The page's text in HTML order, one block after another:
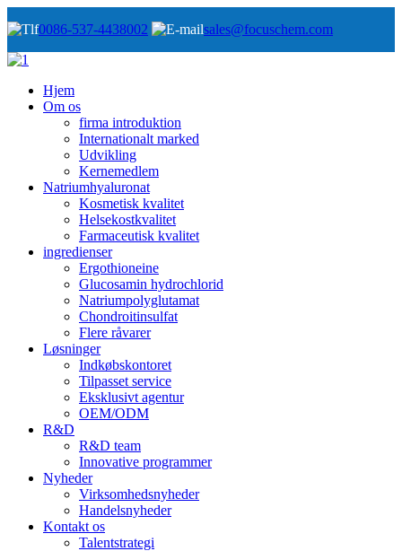
0086-537-4438002 sales@focuschem.com
Hjem
Om os
firma introduktion
Internationalt marked
Udvikling
Kernemedlem
Natriumhyaluronat
Kosmetisk kvalitet
Helsekostkvalitet
Farmaceutisk kvalitet
ingredienser
Ergothioneine
Glucosamin hydrochlorid
Natriumpolyglutamat
Chondroitinsulfat
Flere råvarer
Løsninger
Indkøbskontoret
Tilpasset service
Eksklusivt agentur
OEM/ODM
R&D
R&D team
Innovative programmer
Nyheder
Virksomhedsnyheder
Handelsnyheder
Kontakt os
Talentstrategi